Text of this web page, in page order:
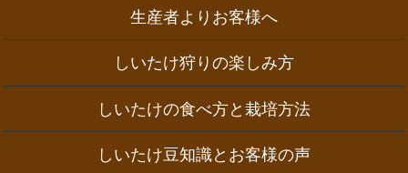
生産者よりお客様へ
しいたけ狩りの楽しみ方
しいたけの食べ方と栽培方法
しいたけ豆知識とお客様の声